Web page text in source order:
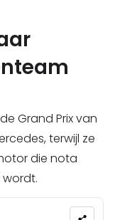
Grand Prix van
terwijl ze
die nota